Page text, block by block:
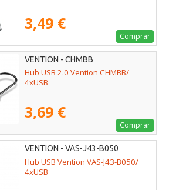
3,49 €
Comprar
VENTION - CHMBB
Hub USB 2.0 Vention CHMBB/
4xUSB
3,69 €
Comprar
VENTION - VAS-J43-B050
Hub USB Vention VAS-J43-B050/
4xUSB